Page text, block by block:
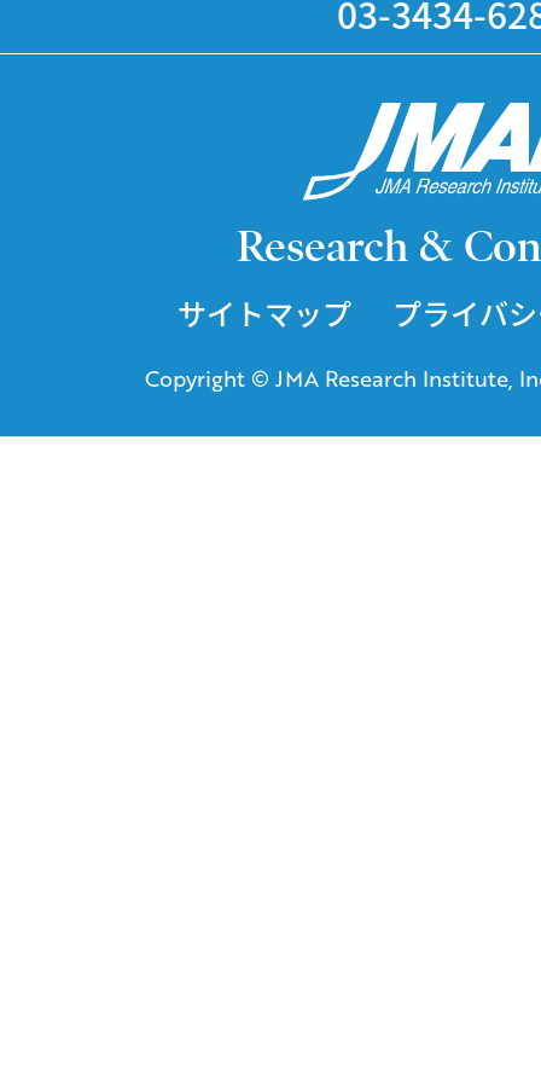
03-3434-
Research &
サイトマップ プライバ
Copyright © JMA Research Institute,